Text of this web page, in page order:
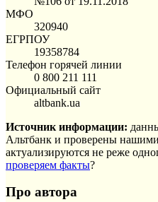
МФО
320940
ЕГРПОУ
19358784
Телефон горячей линии
0 800 211 111
Официальный сайт
altbank.ua
Источник информации:
Альтбанк и проверены
актуализируются не реже
проверяем факты?
Про автора